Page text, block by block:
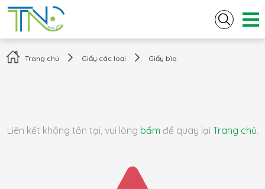
Trang chủ Giấy các loại Giấy bìa
Liên kết không tồn tại, vui lòng bấm để quay lại Trang chủ.